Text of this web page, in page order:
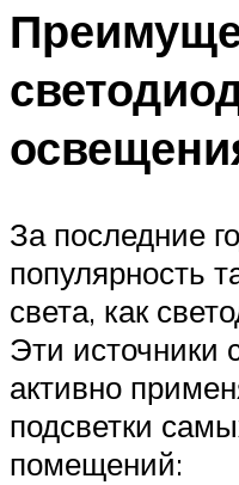
За последние
популярность
света, как
Эти источники
активно
подсветки
помещений: